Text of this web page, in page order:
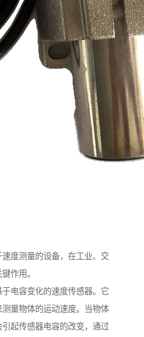
度测量的设备，在工业、交
作用。
电容变化的速度传感器。它
量物体的运动速度。当物体
起传感器电容的改变，通过